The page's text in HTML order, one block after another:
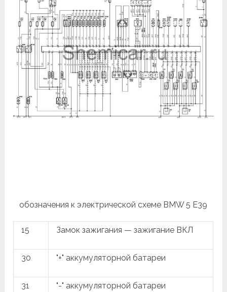
обозначения к электрической схеме BMW 5 E39
15 Замок зажигания — зажигание ВКЛ
30 "+" аккумуляторной батареи
31 "-" аккумуляторной батареи